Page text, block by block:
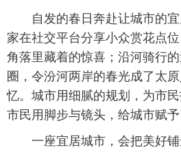
自发的春日奔赴让城市的宜
家在社交平台分享小众赏花点
角落里藏着的惊喜；沿河骑行
圈，令汾河两岸的春光成了太
忆。城市用细腻的规划，为市
市民用脚步与镜头，给城市赋予
一座宜居城市，会把美好铺